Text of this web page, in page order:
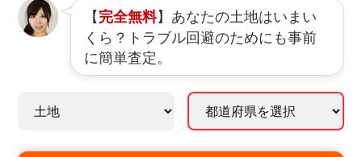
【完全無料】あなたの土地はいまい
くら？トラブル回避のためにも事前
に簡単査定。